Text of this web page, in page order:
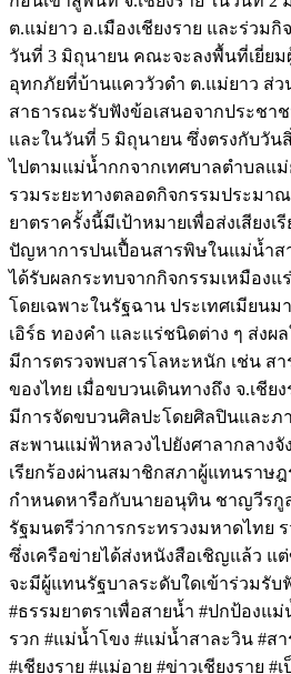
ต.แม่ยาว อ.เมืองเชียงราย และร่ว
วันที่ 3 มิถุนายน คณะจะลงพื้นที่เยี่ยม
อุทกภัยที่บ้านแคววัวดำ ต.แม่ยาว ส่ว
สาธารณะรับฟังข้อเสนอจากประชา
และในวันที่ 5 มิถุนายน ซึ่งตรงกับวัน
ไปตามแม่น้ำกกจากเทศบาลตำบลแม่
รวมระยะทางตลอดกิจกรรมประมาณ
ยาตราครั้งนี้มีเป้าหมายเพื่อส่งเสียงเ
ปัญหาการปนเปื้อนสารพิษในแม่น้ำ
ได้รับผลกระทบจากกิจกรรมเหมือง
โดยเฉพาะในรัฐฉาน ประเทศเมียนม
เอิร์ธ ทองคำ และแร่ชนิดต่าง ๆ ส่งผ
มีการตรวจพบสารโลหะหนัก เช่น ส
ของไทย เมื่อขบวนเดินทางถึง จ.เชีย
มีการจัดขบวนศิลปะโดยศิลปินและภ
สะพานแม่ฟ้าหลวงไปยังศาลากลางจั
เรียกร้องผ่านสมาชิกสภาผู้แทนราษ
กำหนดหารือกับนายอนุทิน ชาญวีรกู
รัฐมนตรีว่าการกระทรวงมหาดไทย
ซึ่งเครือข่ายได้ส่งหนังสือเชิญแล้ว แ
จะมีผู้แทนรัฐบาลระดับใดเข้าร่วมรั
#ธรรมยาตราเพื่อสายน้ำ #ปกป้องแ
รวก #แม่น้ำโขง #แม่น้ำสาละวิน #
#เชียงราย #แม่อาย #ข่าวเชียงราย #